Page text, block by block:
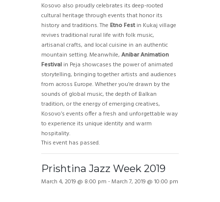
Kosovo also proudly celebrates its deep-rooted
cultural heritage through events that honor its
history and traditions. The Etno Festin Kukaj village
revives traditional rural life with folk music,
artisanal crafts, and local cuisine in an authentic
mountain setting. Meanwhile, Anibar Animation
Festival in Peja showcases the power of animated
storytelling, bringing together artists and audiences
from across Europe. Whether you’re drawn by the
sounds of global music, the depth of Balkan
tradition, or the energy of emerging creatives,
Kosovo’s events offer a fresh and unforgettable way
to experience its unique identity and warm
hospitality.
This event has passed.
Prishtina Jazz Week 2019
March 4, 2019 @ 8:00 pm -March 7, 2019 @ 10:00 pm